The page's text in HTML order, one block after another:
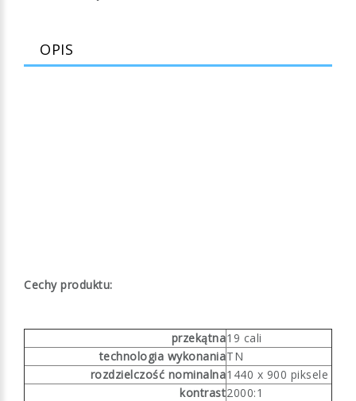
OPIS
Cechy produktu:
przekątna19 cali
technologia wykonaniaTN
rozdzielczość nominalna1440 x 900 piksele
kontrast2000:1